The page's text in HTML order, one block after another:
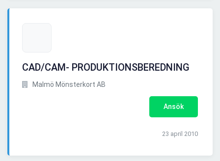
CAD/CAM- PRODUKTIONSBEREDNING
Malmö Mönsterkort AB
Ansök
23 april 2010